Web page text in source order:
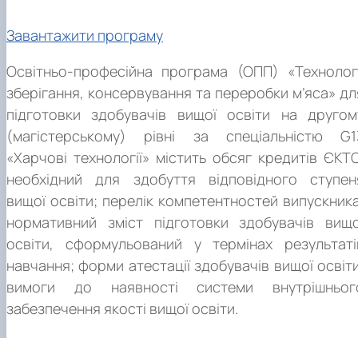
Завантажити програму
Освітньо-професійна програма (ОПП)
зберігання, консервування та переробки м’яса»
підготовки здобувачів вищої освіти на
(магістерському) рівні за спеціальністю
«Харчові технології» містить обсяг кредитів
необхідний для здобуття відповідного
вищої освіти; перелік компетентностей
нормативний зміст підготовки здобувачів
освіти, сформульований у термінах
навчання; форми атестації здобувачів вищої
вимоги до наявності системи
забезпечення якості вищої освіти.
теоретико-методологічні та прикладні аспекти
харчових технологій;
грунтовні уявлення про структуру, управління та
оптимізацію технологічних процесів, принципи
проектування та функціонування підприємств
харчової промисловості і закладів ресторанного
господарства;
методологія організації та контролювання
відповідного рівня якості та безпечності харчових
продуктів, екологобезпечності й ресурсозбереження
технологічних процесів їх виробництва;
теоретико-методологічні та прикладні аспекти
харчових технологій;
грунтовні уявлення про структуру, управління та
оптимізацію технологічних процесів, принципи
проектування та функціонування підприємств
харчової промисловості і закладів ресторанного
господарства;
методологія організації та контролювання